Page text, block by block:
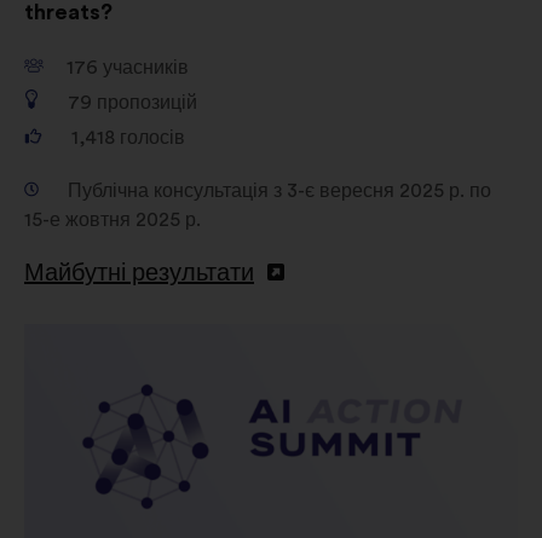
threats?
176 учасників
79 пропозицій
1,418 голосів
Публічна консультація з 3-є вересня 2025 р. по
15-е жовтня 2025 р.
Майбутні результати